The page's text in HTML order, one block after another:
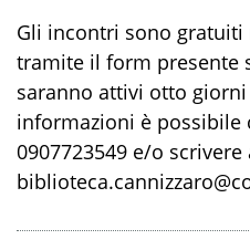
Gli incontri sono
tramite il form presente
saranno attivi otto giorni
informazioni è possibile
0907723549 e/o scrivere